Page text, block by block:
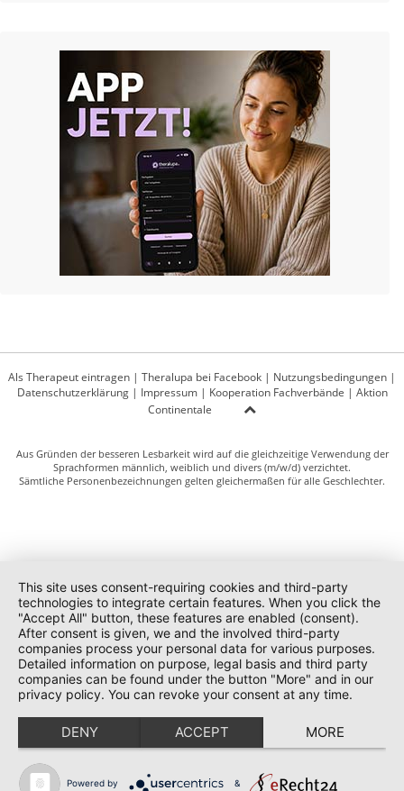
Als Therapeut eintragen | Theralupa bei Facebook | Nutzungsbedingungen |
Datenschutzerklärung| Impressum| Kooperation Fachverbände | Aktion
Continentale
Aus Gründen der besseren Lesbarkeit wird auf die gleichzeitige Verwendung der
Sprachformen männlich, weiblich und divers (m/w/d) verzichtet.
Sämtliche Personenbezeichnungen gelten gleichermaßen für alle Geschlechter.
This site uses consent-requiring cookies and third-party
technologies to integrate certain features. When you click the
"Accept All" button, these features are enabled (consent).
After consent is given, we and the involved third-party
companies process your personal data for various purposes.
Detailed information on purpose, legal basis and third party
companies can be found under the button "More" and in our
privacy policy. You can revoke your consent at any time.
DENY ACCEPT MORE
Powered by &